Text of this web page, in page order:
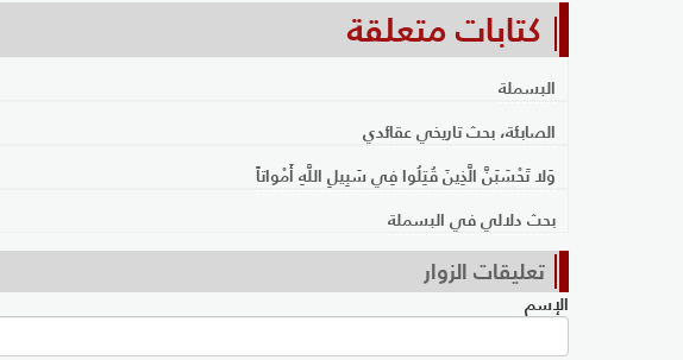
كتابات متعلقة
البسملة
الصابئة، بحث تاريخي عقائدي
وَلا تَحْسَبَنَّ الَّذِينَ قُتِلُوا فِي سَبِيلِ اللَّهِ أَمْواتاً
بحث دلالي في البسملة
تعليقات الزوار
الإسم